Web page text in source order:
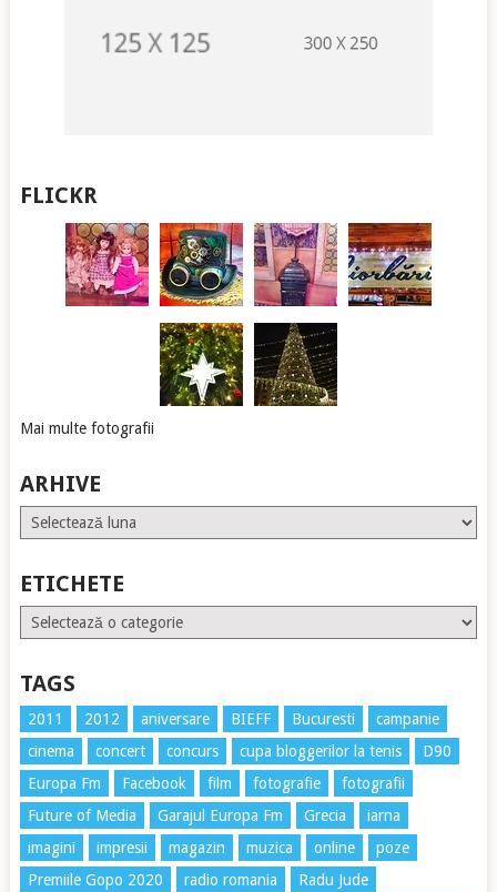
FLICKR
Mai multe fotografii
ARHIVE
Arhive
ETICHETE
Etichete
TAGS
2011 2012 aniversare BIEFF Bucuresti
campanie
cinema
concert concurs cupa bloggerilor la tenis
D90
Europa Fm
Facebook film fotografie
fotografii
Future of Media
Garajul Europa Fm Grecia
iarna
imagini
impresii magazin muzica online
poze
Premiile Gopo 2020
radio romania
Radu Jude